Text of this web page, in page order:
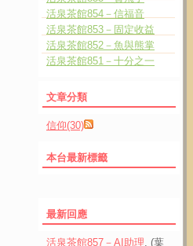
活泉茶館854－信福音
活泉茶館853－固定收益
活泉茶館852－魚與熊掌
活泉茶館851－十分之一
文章分類
信仰(30)
本台最新標籤
最新回應
活泉茶館857－AI助理, (葉